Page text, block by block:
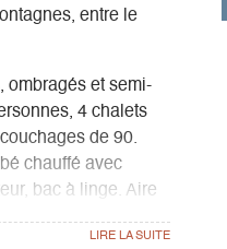
entre le
ombragés et semi-
4 chalets
de 90.
chauffé avec
bac à linge. Aire